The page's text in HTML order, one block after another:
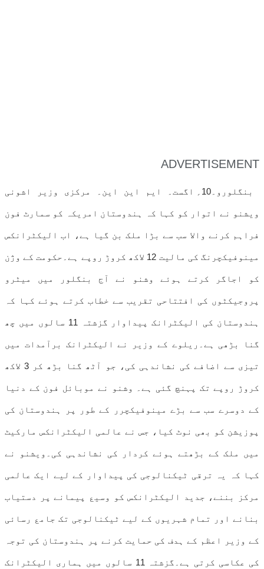
ADVERTISEMENT
بنگلورو۔10؍ اگست۔ ایم این این۔ مرکزی وزیر اشونی
ویشنو نے اتوار کو کہا کہ ہندوستان امریکہ کو سمارٹ فون
فراہم کرنے والا سب سے بڑا ملک بن گیا ہے، اب الیکٹرانکس
مینوفیکچرنگ کی مالیت 12 لاکھ کروڑ روپے ہے۔حکومت کے وژن
کو اجاگر کرتے ہوئے وشنو نے آج بنگلور میں میٹرو
پروجیکٹوں کی افتتاحی تقریب سے خطاب کرتے ہوئے کہا کہ
ہندوستان کی الیکٹرانک پیداوار گزشتہ 11 سالوں میں چھ
گنا بڑھی ہے۔ریلوے کے وزیر نے الیکٹرانک برآمدات میں
تیزی سے اضافے کی نشاندہی کی، جو آٹھ گنا بڑھ کر 3 لاکھ
کروڑ روپے تک پہنچ گئی ہے۔ وشنو نے موبائل فون کے دنیا
کے دوسرے سب سے بڑے مینوفیکچرر کے طور پر ہندوستان کی
پوزیشن کو بھی نوٹ کیا، جس نے عالمی الیکٹرانکس مارکیٹ
میں ملک کے بڑھتے ہوئے کردار کی نشاندہی کی۔ویشنو نے
کہا کہ یہ ترقی ٹیکنالوجی کی پیداوار کے لیے ایک عالمی
مرکز بننے، جدید الیکٹرانکس کو وسیع پیمانے پر دستیاب
بنانے اور تمام شہریوں کے لیے ٹیکنالوجی تک جامع رسائی
کے وزیر اعظم کے ہدف کی حمایت کرنے پر ہندوستان کی توجہ
کی عکاسی کرتی ہے۔گزشتہ 11 سالوں میں ہماری الیکٹرانک